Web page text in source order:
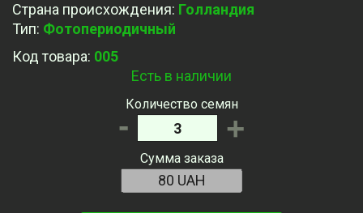
Страна происхождения: Голландия
Тип: Фотопериодичный
Код товара: 005
Есть в наличии
Количество семян
- +
Сумма заказа